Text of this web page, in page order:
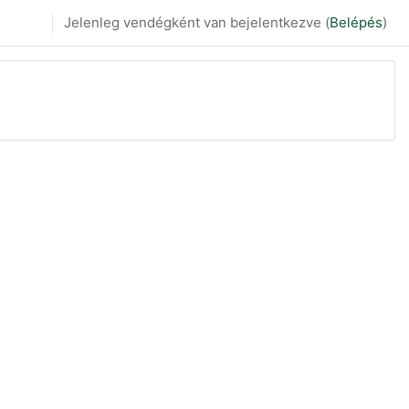
Jelenleg vendégként van bejelentkezve (Belépés)